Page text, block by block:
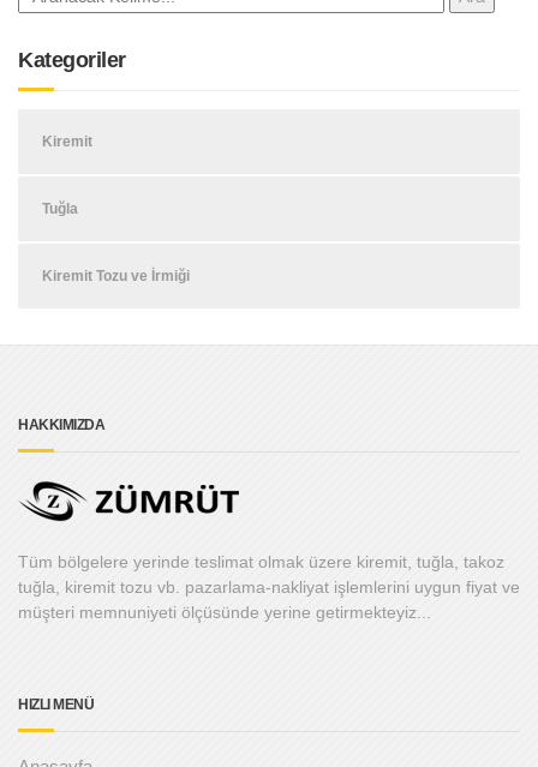
Kategoriler
Kiremit
Tuğla
Kiremit Tozu ve İrmiği
HAKKIMIZDA
Tüm bölgelere yerinde teslimat olmak üzere kiremit, tuğla, takoz
tuğla, kiremit tozu vb. pazarlama-nakliyat işlemlerini uygun fiyat ve
müşteri memnuniyeti ölçüsünde yerine getirmekteyiz...
HIZLI MENÜ